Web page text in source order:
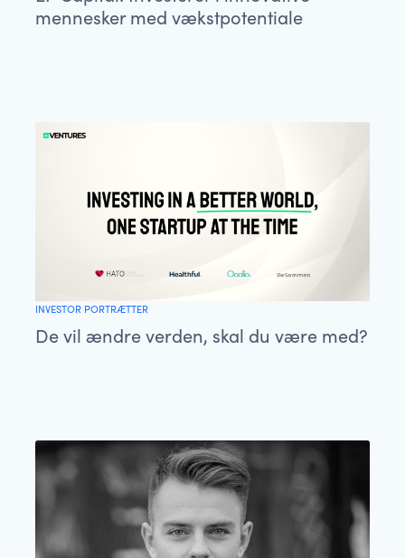
mennesker med vækstpotentiale
INVESTOR PORTRÆTTER
De vil ændre verden, skal du være med?